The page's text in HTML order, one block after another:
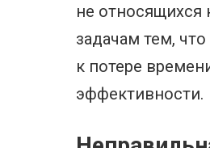
не относящихся
задачам тем,
к потере
эффективности.